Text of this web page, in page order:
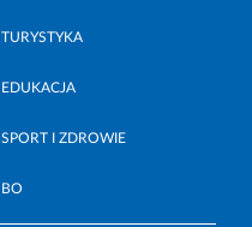
TURYSTYKA
EDUKACJA
SPORT I ZDROWIE
BO